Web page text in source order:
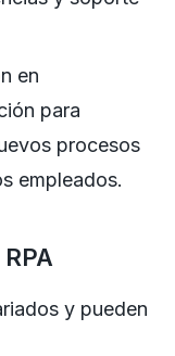
en
para
procesos
empleados.
y pueden